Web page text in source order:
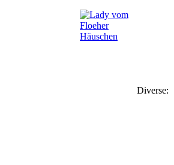
Diverse: